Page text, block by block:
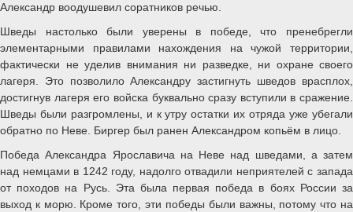
Александр воодушевил соратников речью.
Шведы настолько были уверены в победе, что пренебрегли
элементарными правилами нахождения на чужой территории,
фактически не уделив внимания ни разведке, ни охране своего
лагеря. Это позволило Александру застигнуть шведов врасплох,
достигнув лагеря его войска буквально сразу вступили в сражение.
Шведы были разгромлены, и к утру остатки их отряда уже убегали
обратно по Неве. Биргер был ранен Александром копьём в лицо.
Победа Александра Ярославича на Неве над шведами, а затем
над немцами в 1242 году, надолго отвадили неприятелей с запада
от походов на Русь. Эта была первая победа в боях России за
выход к морю. Кроме того, эти победы были важны, потому что на